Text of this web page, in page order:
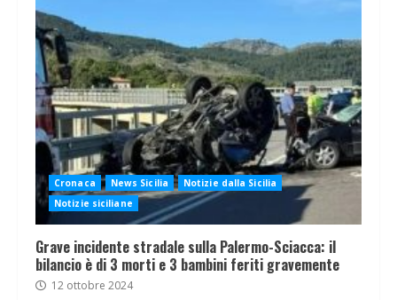
Cronaca News Sicilia
Notizie dalla Sicilia
Notizie siciliane
Grave incidente stradale sulla Palermo-Sciacca: il
bilancio è di 3 morti e 3 bambini feriti gravemente
12 ottobre 2024